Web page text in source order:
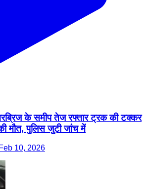
के समीप तेज रफ्तार ट्रक की टक्कर
मौत, पुलिस जुटी जांच में
10, 2026